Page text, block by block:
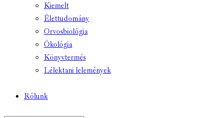
Kiemelt
Élettudomány
Orvosbiológia
Ökológia
Könyvtermés
Lélektani lelemények
Rólunk